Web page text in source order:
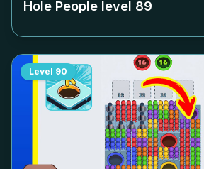
Hole People level 89
Level 90